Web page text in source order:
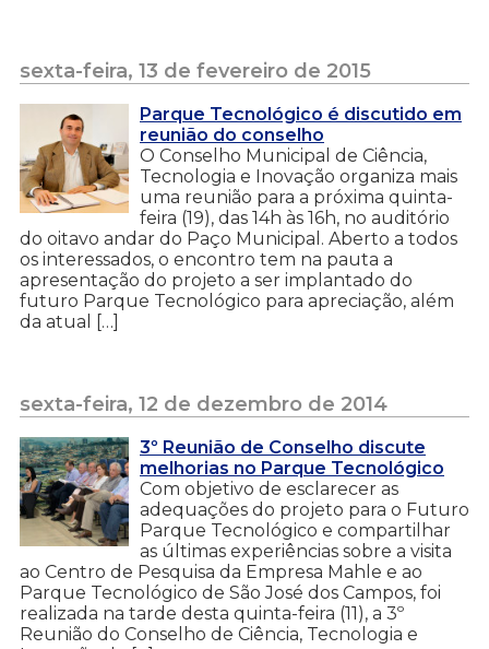
sexta-feira, 13 de fevereiro de 2015
Parque Tecnológico é discutido em
reunião do conselho
O Conselho Municipal de Ciência,
Tecnologia e Inovação organiza mais
uma reunião para a próxima quinta-
feira (19), das 14h às 16h, no auditório
do oitavo andar do Paço Municipal. Aberto a todos
os interessados, o encontro tem na pauta a
apresentação do projeto a ser implantado do
futuro Parque Tecnológico para apreciação, além
da atual […]
sexta-feira, 12 de dezembro de 2014
3º Reunião de Conselho discute
melhorias no Parque Tecnológico
Com objetivo de esclarecer as
adequações do projeto para o Futuro
Parque Tecnológico e compartilhar
as últimas experiências sobre a visita
ao Centro de Pesquisa da Empresa Mahle e ao
Parque Tecnológico de São José dos Campos, foi
realizada na tarde desta quinta-feira (11), a 3º
Reunião do Conselho de Ciência, Tecnologia e